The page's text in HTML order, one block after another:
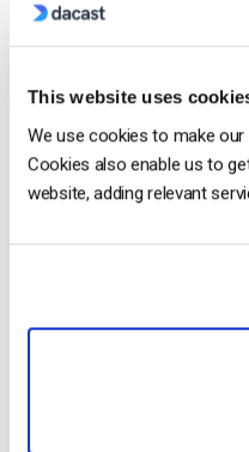
This website uses
We use cookies to make
Cookies also enable us to
website, adding relevant
Esencialmente, las
Mediante el uso de
productores, con la
ingeniería de software
entorno de […]